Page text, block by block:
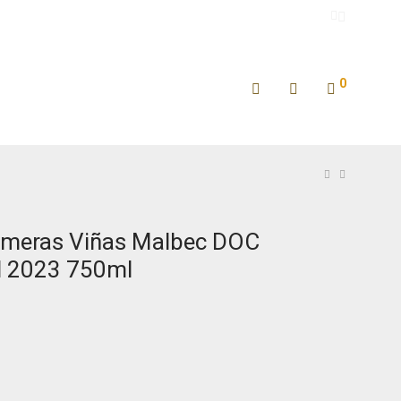
0
Viñas Malbec DOC
2023 750ml